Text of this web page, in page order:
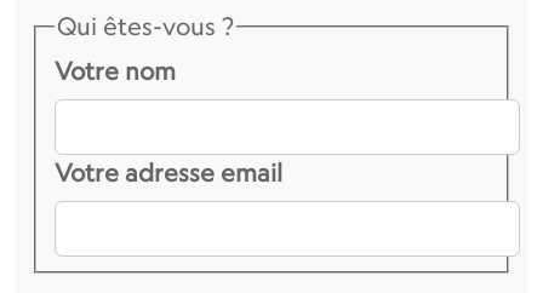
Qui êtes-vous ?
Votre nom
Votre adresse email